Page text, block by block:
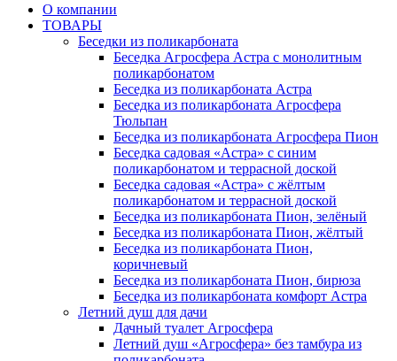
О компании
ТОВАРЫ
Беседки из поликарбоната
Беседка Агросфера Астра с монолитным
поликарбонатом
Беседка из поликарбоната Астра
Беседка из поликарбоната Агросфера
Тюльпан
Беседка из поликарбоната Агросфера Пион
Беседка садовая «Астра» с синим
поликарбонатом и террасной доской
Беседка садовая «Астра» с жёлтым
поликарбонатом и террасной доской
Беседка из поликарбоната Пион, зелёный
Беседка из поликарбоната Пион, жёлтый
Беседка из поликарбоната Пион,
коричневый
Беседка из поликарбоната Пион, бирюза
Беседка из поликарбоната комфорт Астра
Летний душ для дачи
Дачный туалет Агросфера
Летний душ «Агросфера» без тамбура из